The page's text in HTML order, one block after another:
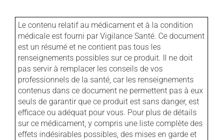
Le contenu relatif au médicament et à la condition
médicale est fourni par Vigilance Santé. Ce document
est un résumé et ne contient pas tous les
renseignements possibles sur ce produit. Il ne doit
pas servir à remplacer les conseils de vos
professionnels de la santé, car les renseignements
contenus dans ce document ne permettent pas à eux
seuls de garantir que ce produit est sans danger, est
efficace ou adéquat pour vous. Pour plus de détails
sur ce médicament, y compris une liste complète des
effets indésirables possibles, des mises en garde et